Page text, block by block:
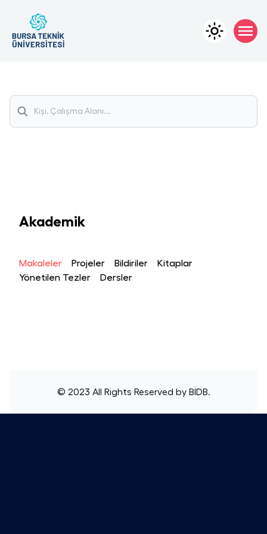
Akademik
Makaleler Projeler Bildiriler
Kitaplar
Yönetilen Tezler
Dersler
© 2023 All Rights Reserved byBİDB.